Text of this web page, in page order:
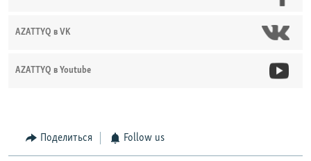
AZATTYQ в VK
AZATTYQ в Youtube
Поделиться Follow us